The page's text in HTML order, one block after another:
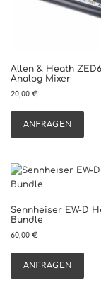
Allen & Heath
Analog Mixer
20,00 €
ANFRAGEN
Sennheiser EW-D
Bundle
60,00 €
ANFRAGEN